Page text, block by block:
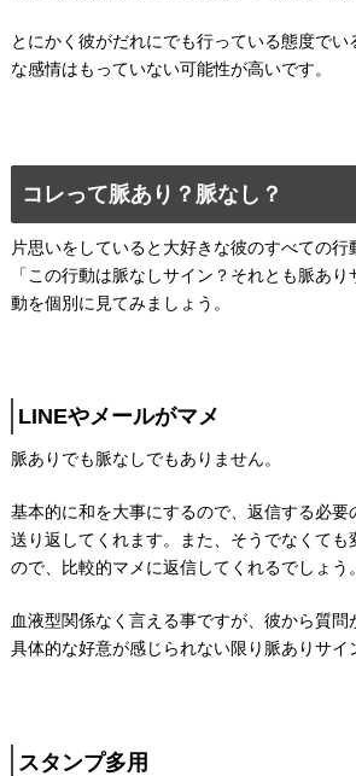
とにかく彼がだれにでも行っている態度でい
な感情はもっていない可能性が高いです。
コレって脈あり？脈なし？
片思いをしていると大好きな彼のすべての行
「この行動は脈なしサイン？それとも脈あ
動を個別に見てみましょう。
LINEやメールがマメ
脈ありでも脈なしでもありません。
基本的に和を大事にするので、返信する必要
送り返してくれます。また、そうでなくても
ので、比較的マメに返信してくれるでしょう。
血液型関係なく言える事ですが、彼から質問
具体的な好意が感じられない限り脈ありサイ
スタンプ多用